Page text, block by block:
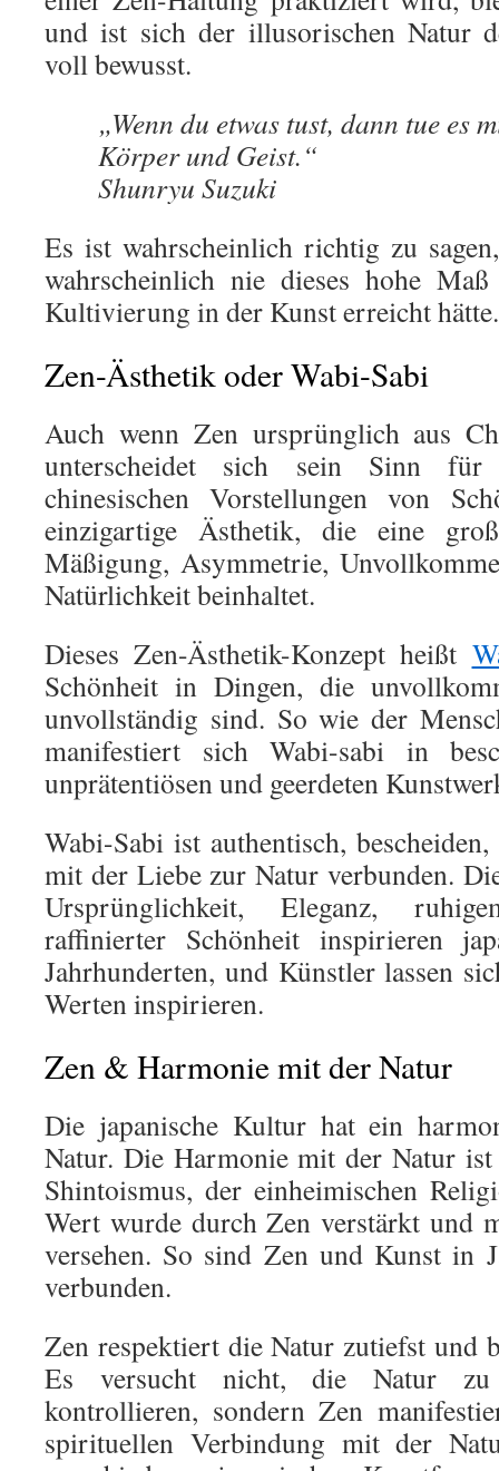
und ist sich der illusorischen Natur
voll bewusst.
„Wenn du etwas tust, dann tue es
Körper und Geist.“
Shunryu Suzuki
Es ist wahrscheinlich richtig zu
wahrscheinlich nie dieses hohe
Kultivierung in der Kunst erreicht hätte.
Zen-Ästhetik oder Wabi-Sabi
Auch wenn Zen ursprünglich aus
unterscheidet sich sein Sinn
chinesischen Vorstellungen von
einzigartige Ästhetik, die eine
Mäßigung, Asymmetrie,
Natürlichkeit beinhaltet.
Dieses Zen-Ästhetik-Konzept heißt
Schönheit in Dingen, die
unvollständig sind. So wie der
manifestiert sich Wabi-sabi in
unprätentiösen und geerdeten
Wabi-Sabi ist authentisch,
mit der Liebe zur Natur verbunden.
Ursprünglichkeit, Eleganz,
raffinierter Schönheit inspirieren
Jahrhunderten, und Künstler lassen
Werten inspirieren.
Zen & Harmonie mit der Natur
Die japanische Kultur hat ein
Natur. Die Harmonie mit der Natur
Shintoismus, der einheimischen
Wert wurde durch Zen verstärkt und
versehen. So sind Zen und Kunst in
verbunden.
Zen respektiert die Natur zutiefst und
Es versucht nicht, die Natur
kontrollieren, sondern Zen
spirituellen Verbindung mit der